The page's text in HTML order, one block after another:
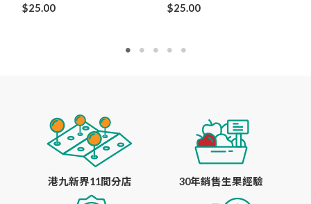
$25.00 $25.00
港九新界11間分店 30年銷售生果經驗